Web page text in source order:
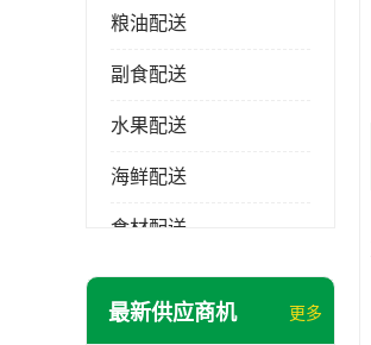
粮油配送
副食配送
水果配送
海鲜配送
食材配送
最新供应商机 更多